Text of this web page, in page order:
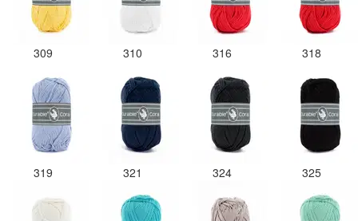
309 310 316 318
319 321 324 325